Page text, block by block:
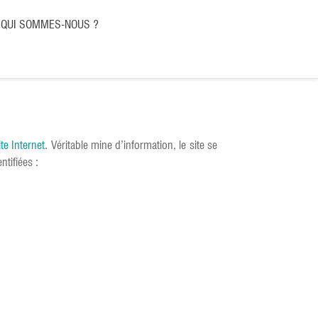
QUI SOMMES-NOUS ?
Internet. Véritable mine d’information, le site se
: